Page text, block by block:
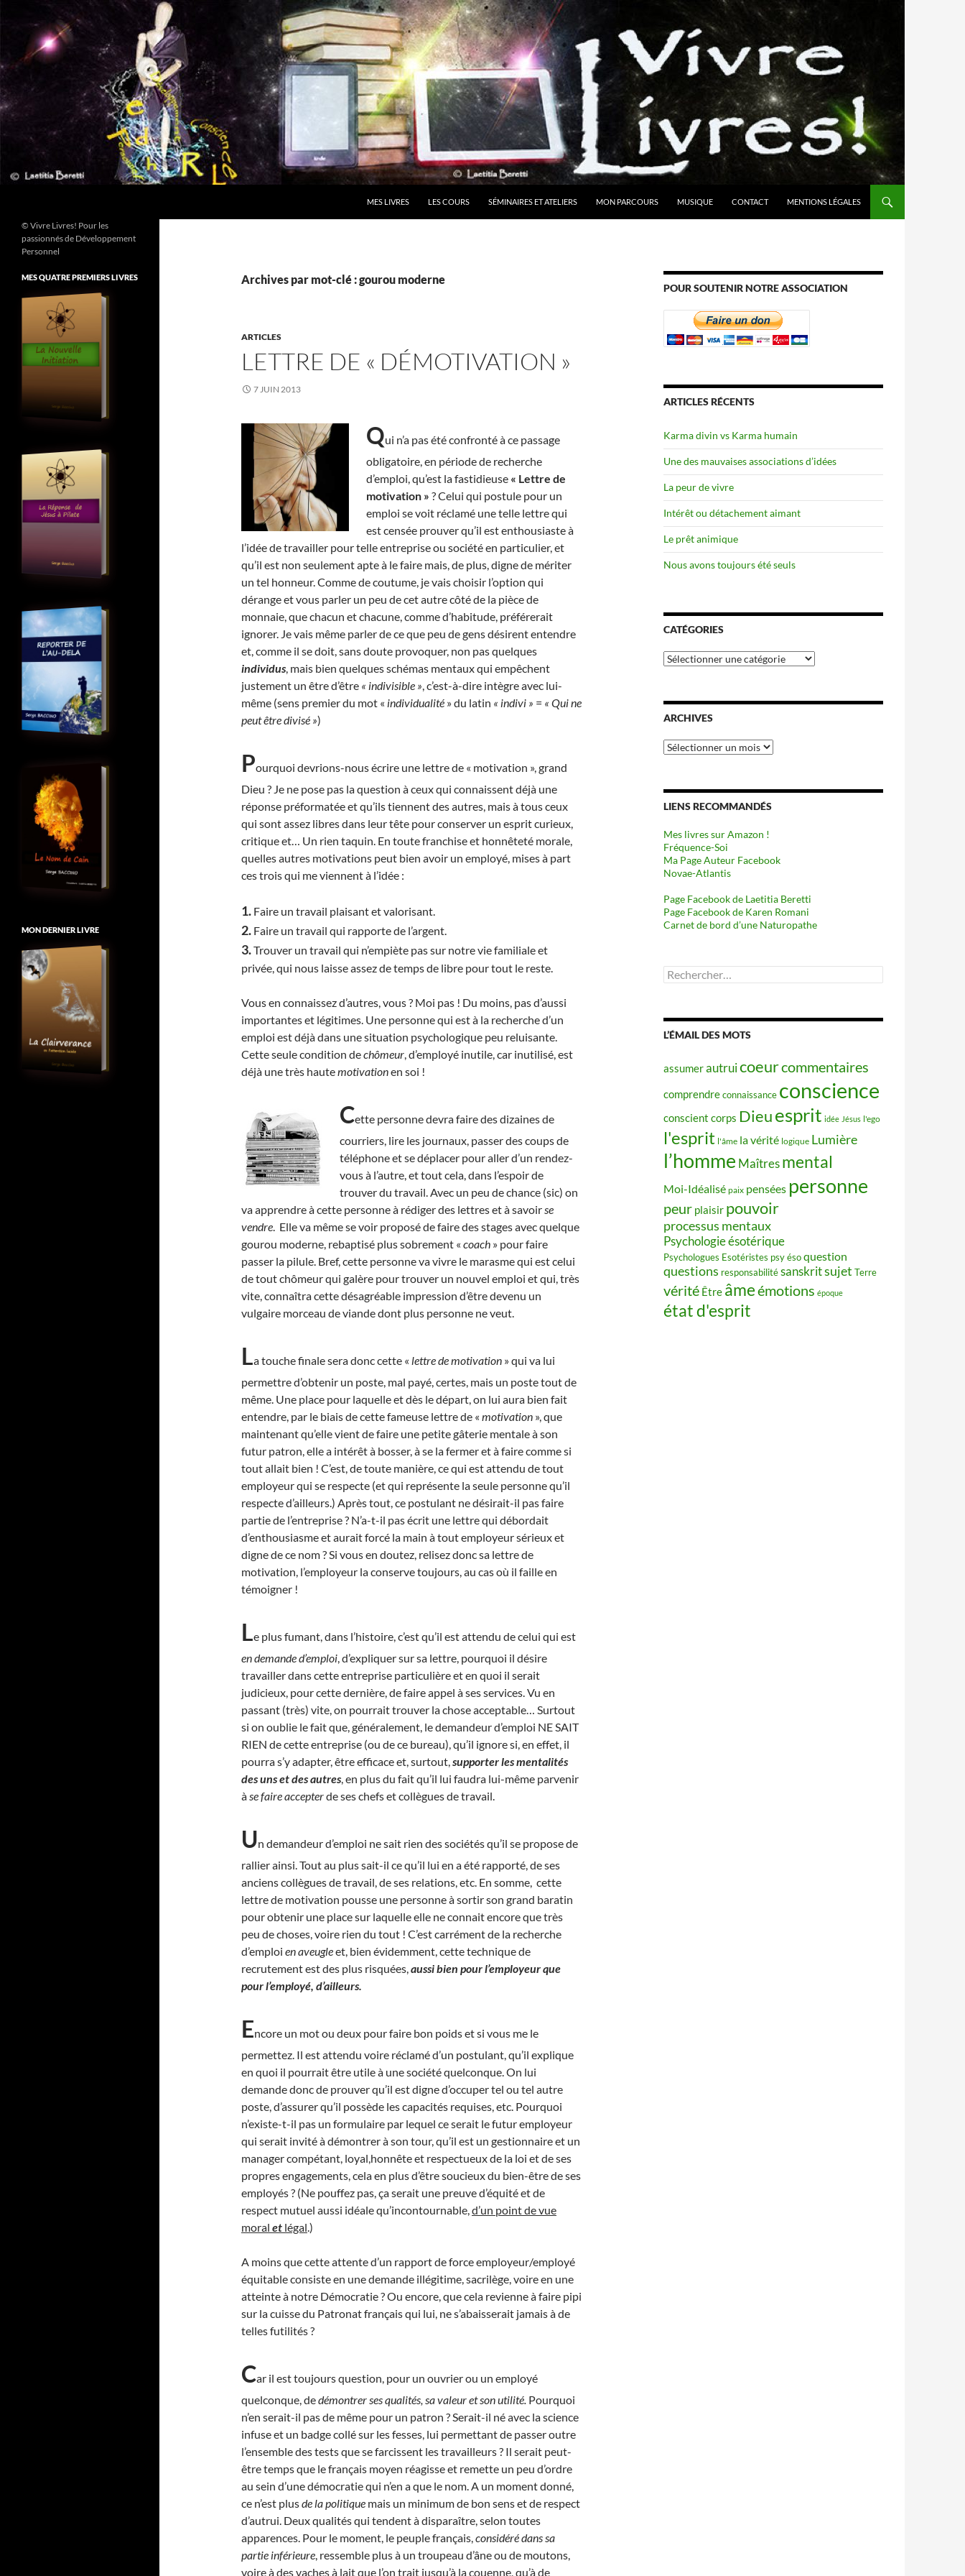
contenu
MES LIVRES LES COURS SÉMINAIRES ET ATELIERS MON PARCOURS MUSIQUE CONTACT MENTIONS LÉGALES
Archives par mot-clé : gourou moderne
ARTICLES
LETTRE DE « DÉMOTIVATION »
7 JUIN 2013
Qui n’a pas été confronté à ce passage
obligatoire, en période de recherche
d’emploi, qu’est la fastidieuse « Lettre de
motivation » ? Celui qui postule pour un
emploi se voit réclamé une telle lettre qui
est censée prouver qu’il est enthousiaste à
l’idée de travailler pour telle entreprise ou société en particulier, et
qu’il est non seulement apte à le faire mais, de plus, digne de mériter
un tel honneur. Comme de coutume, je vais choisir l’option qui
dérange et vous parler un peu de cet autre côté de la pièce de
monnaie, que chacun et chacune, comme d’habitude, préférerait
ignorer. Je vais même parler de ce que peu de gens désirent entendre
et, comme il se doit, sans doute provoquer, non pas quelques
individus, mais bien quelques schémas mentaux qui empêchent
justement un être d’être « indivisible », c’est-à-dire intègre avec lui-
même (sens premier du mot « individualité » du latin « indivi » = « Qui ne
peut être divisé »)
Pourquoi devrions-nous écrire une lettre de « motivation », grand
Dieu ? Je ne pose pas la question à ceux qui connaissent déjà une
réponse préformatée et qu’ils tiennent des autres, mais à tous ceux
qui sont assez libres dans leur tête pour conserver un esprit curieux,
critique et… Un rien taquin. En toute franchise et honnêteté morale,
quelles autres motivations peut bien avoir un employé, mises à part
ces trois qui me viennent à l’idée :
1. Faire un travail plaisant et valorisant.
2. Faire un travail qui rapporte de l’argent.
3.Trouver un travail qui n’empiète pas sur notre vie familiale et
privée, qui nous laisse assez de temps de libre pour tout le reste.
Vous en connaissez d’autres, vous ? Moi pas ! Du moins, pas d’aussi
importantes et légitimes. Une personne qui est à la recherche d’un
emploi est déjà dans une situation psychologique peu reluisante.
Cette seule condition dechômeur, d’employé inutile, car inutilisé, est
déjà une très hautemotivationen soi !
Cette personne devra faire des dizaines de
courriers, lire les journaux, passer des coups de
téléphone et se déplacer pour aller d’un rendez-
vous à l’autre, et tout cela, dans l’espoir de
trouver du travail. Avec un peu de chance (sic) on
va apprendre à cette personne à rédiger des lettres et à savoirse
vendre. Elle va même se voir proposé de faire des stages avec quelque
gourou moderne, rebaptisé plus sobrement « coach » pour faire
passer la pilule. Bref, cette personne va vivre le marasme qui est celui
de tout chômeur qui galère pour trouver un nouvel emploi et qui, très
vite, connaîtra cette désagréable impression d’être devenu un
vulgaire morceau de viande dont plus personne ne veut.
La touche finale sera donc cette « lettre de motivation » qui va lui
permettre d’obtenir un poste, mal payé, certes, mais un poste tout de
même. Une place pour laquelle et dès le départ, on lui aura bien fait
entendre, par le biais de cette fameuse lettre de « motivation », que
maintenant qu’elle vient de faire une petite gâterie mentale à son
futur patron, elle a intérêt à bosser, à se la fermer et à faire comme si
tout allait bien ! C’est, de toute manière, ce qui est attendu de tout
employeur qui se respecte (et qui représente la seule personne qu’il
respecte d’ailleurs.) Après tout, ce postulant ne désirait-il pas faire
partie de l’entreprise ? N’a-t-il pas écrit une lettre qui débordait
d’enthousiasme et aurait forcé la main à tout employeur sérieux et
digne de ce nom ? Si vous en doutez, relisez donc sa lettre de
motivation, l’employeur la conserve toujours, au cas où il faille en
témoigner !
Le plus fumant, dans l’histoire, c’est qu’il est attendu de celui qui est
en demande d’emploi, d’expliquer sur sa lettre, pourquoi il désire
travailler dans cette entreprise particulière et en quoi il serait
judicieux, pour cette dernière, de faire appel à ses services. Vu en
passant (très) vite, on pourrait trouver la chose acceptable… Surtout
si on oublie le fait que, généralement, le demandeur d’emploi NE SAIT
RIEN de cette entreprise (ou de ce bureau), qu’il ignore si, en effet, il
pourra s’y adapter, être efficace et, surtout,supporter les mentalités
des uns et des autres, en plus du fait qu’il lui faudra lui-même parvenir
àse faire accepterde ses chefs et collègues de travail.
Un demandeur d’emploi ne sait rien des sociétés qu’il se propose de
rallier ainsi. Tout au plus sait-il ce qu’il lui en a été rapporté, de ses
anciens collègues de travail, de ses relations, etc. En somme, cette
lettre de motivation pousse une personne à sortir son grand baratin
pour obtenir une place sur laquelle elle ne connait encore que très
peu de choses, voire rien du tout ! C’est carrément de la recherche
d’emploi en aveugleet, bien évidemment, cette technique de
recrutement est des plus risquées,aussi bien pour l’employeur que
pour l’employé, d’ailleurs.
Encore un mot ou deux pour faire bon poids et si vous me le
permettez. Il est attendu voire réclamé d’un postulant, qu’il explique
en quoi il pourrait être utile à une société quelconque. On lui
demande donc de prouver qu’il est digne d’occuper tel ou tel autre
poste, d’assurer qu’il possède les capacités requises, etc. Pourquoi
n’existe-t-il pas un formulaire par lequel ce serait le futur employeur
qui serait invité à démontrer à son tour, qu’il est un gestionnaire et un
manager compétant, loyal,honnête et respectueux de la loi et de ses
propres engagements, cela en plus d’être soucieux du bien-être de ses
employés ? (Ne pouffez pas, ça serait une preuve d’équité et de
respect mutuel aussi idéale qu’incontournable,d’un point de vue
moral et légal.)
A moins que cette attente d’un rapport de force employeur/employé
équitable consiste en une demande illégitime, sacrilège, voire en une
atteinte à notre Démocratie ? Ou encore, que cela revienne à faire pipi
sur la cuisse du Patronat français qui lui, ne s’abaisserait jamais à de
telles futilités ?
Car il est toujours question, pour un ouvrier ou un employé
quelconque, dedémontrer ses qualités, sa valeur et son utilité. Pourquoi
n’en serait-il pas de même pour un patron ? Serait-il né avec la science
infuse et un badge collé sur les fesses, lui permettant de passer outre
l’ensemble des tests que se farcissent les travailleurs ? Il serait peut-
être temps que le français moyen réagisse et remette un peu d’ordre
au sein d’une démocratie qui n’en a que le nom. A un moment donné,
ce n’est plusde la politique mais un minimum de bon sens et de respect
d’autrui. Deux qualités qui tendent à disparaître, selon toutes
apparences. Pour le moment, le peuple français,considéré dans sa
partie inférieure, ressemble plus à un troupeau d’âne ou de moutons,
voire à des vaches à lait que l’on trait jusqu’à la couenne, qu’à de
POUR SOUTENIR NOTRE ASSOCIATION
ARTICLES RÉCENTS
Karma divin vs Karma humain
Une des mauvaises associations d’idées
La peur de vivre
Intérêt ou détachement aimant
Le prêt animique
Nous avons toujours été seuls
CATÉGORIES
Catégories
ARCHIVES
Archives
LIENS RECOMMANDÉS
Mes livres sur Amazon !
Fréquence-Soi
Ma Page Auteur Facebook
Novae-Atlantis
Page Facebook de Laetitia Beretti
Page Facebook de Karen Romani
Carnet de bord d’une Naturopathe
Rechercher :
L’ÉMAIL DES MOTS
assumerautruicoeurcommentaires
comprendreconnaissance conscience
conscient corps Dieuesprit idée Jésus l'ego
l'esprit l'âme la vérité logique Lumière
l’homme Maîtres mental
Moi-Idéalisé paix pensées personne
peur plaisir pouvoir
processus mentaux
Psychologie ésotérique
Psychologues Esotéristes psy ésoquestion
questions responsabilitésanskritsujet Terre
vérité Être âmeémotions époque
état d'esprit
© Vivre Livres! Pour les
passionnés de Développement
Personnel
MES QUATRE PREMIERS LIVRES
MON DERNIER LIVRE